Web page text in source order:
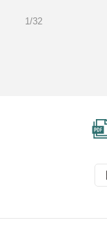
1/32